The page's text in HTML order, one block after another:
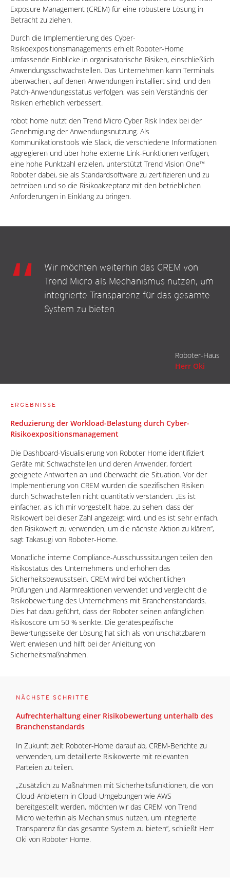
Exposure Management (CREM) für eine robustere Lösung in
Betracht zu ziehen.
Durch die Implementierung des Cyber-
Risikoexpositionsmanagements erhielt Roboter-Home
umfassende Einblicke in organisatorische Risiken, einschließlich
Anwendungsschwachstellen. Das Unternehmen kann Terminals
überwachen, auf denen Anwendungen installiert sind, und den
Patch-Anwendungsstatus verfolgen, was sein Verständnis der
Risiken erheblich verbessert.
robot home nutzt den Trend Micro Cyber Risk Index bei der
Genehmigung der Anwendungsnutzung. Als
Kommunikationstools wie Slack, die verschiedene Informationen
aggregieren und über hohe externe Link-Funktionen verfügen,
eine hohe Punktzahl erzielen, unterstützt Trend Vision One™
Roboter dabei, sie als Standardsoftware zu zertifizieren und zu
betreiben und so die Risikoakzeptanz mit den betrieblichen
Anforderungen in Einklang zu bringen.
Wir möchten weiterhin das CREM von
Trend Micro als Mechanismus nutzen, um
integrierte Transparenz für das gesamte
System zu bieten.
Roboter-Haus
Herr Oki
ERGEBNISSE
Reduzierung der Workload-Belastung durch Cyber-
Risikoexpositionsmanagement
Die Dashboard-Visualisierung von Roboter Home identifiziert
Geräte mit Schwachstellen und deren Anwender, fordert
geeignete Antworten an und überwacht die Situation. Vor der
Implementierung von CREM wurden die spezifischen Risiken
durch Schwachstellen nicht quantitativ verstanden. „Es ist
einfacher, als ich mir vorgestellt habe, zu sehen, dass der
Risikowert bei dieser Zahl angezeigt wird, und es ist sehr einfach,
den Risikowert zu verwenden, um die nächste Aktion zu klären“,
sagt Takasugi von Roboter-Home.
Monatliche interne Compliance-Ausschusssitzungen teilen den
Risikostatus des Unternehmens und erhöhen das
Sicherheitsbewusstsein. CREM wird bei wöchentlichen
Prüfungen und Alarmreaktionen verwendet und vergleicht die
Risikobewertung des Unternehmens mit Branchenstandards.
Dies hat dazu geführt, dass der Roboter seinen anfänglichen
Risikoscore um 50 % senkte. Die gerätespezifische
Bewertungsseite der Lösung hat sich als von unschätzbarem
Wert erwiesen und hilft bei der Anleitung von
Sicherheitsmaßnahmen.
NÄCHSTE SCHRITTE
Aufrechterhaltung einer Risikobewertung unterhalb des
Branchenstandards
In Zukunft zielt Roboter-Home darauf ab, CREM-Berichte zu
verwenden, um detaillierte Risikowerte mit relevanten
Parteien zu teilen.
„Zusätzlich zu Maßnahmen mit Sicherheitsfunktionen, die von
Cloud-Anbietern in Cloud-Umgebungen wie AWS
bereitgestellt werden, möchten wir das CREM von Trend
Micro weiterhin als Mechanismus nutzen, um integrierte
Transparenz für das gesamte System zu bieten“, schließt Herr
Oki von Roboter Home.